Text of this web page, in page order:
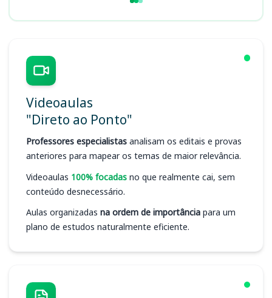
Videoaulas
"Direto ao Ponto"
Professores especialistas analisam os editais e provas
anteriores para mapear os temas de maior relevância.
Videoaulas 100% focadas no que realmente cai, sem
conteúdo desnecessário.
Aulas organizadas na ordem de importância para um
plano de estudos naturalmente eficiente.